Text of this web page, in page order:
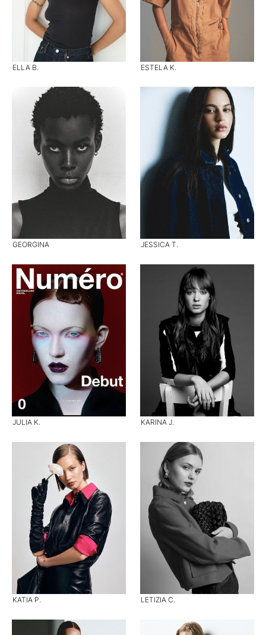
ELLA B. ESTELA K.
GEORGINA JESSICA T.
JULIA K. KARINA J.
KATIA P. LETIZIA C.